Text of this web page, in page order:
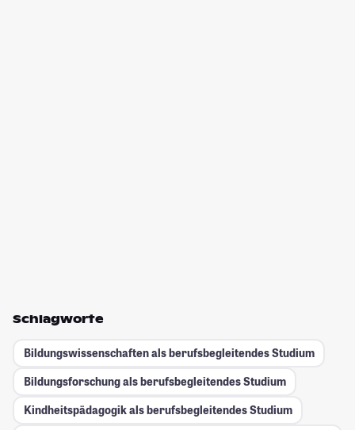
Schlagworte
Bildungswissenschaften als berufsbegleitendes Studium
Bildungsforschung als berufsbegleitendes Studium
Kindheitspädagogik als berufsbegleitendes Studium